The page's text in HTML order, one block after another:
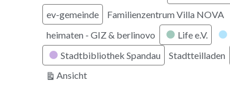
ev-gemeinde
Familienzentrum Villa NOVA
heimaten - GIZ & berlinovo
Life e.V.
Stadtbibliothek Spandau
Stadtteilladen
Ansichtausdrucken